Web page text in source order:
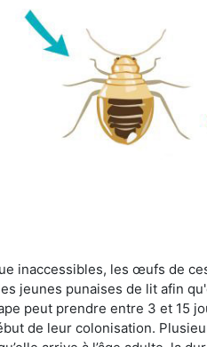
inaccessibles, les œufs de
jeunes punaises de lit afin
peut prendre entre 3 et 15
de leur colonisation.